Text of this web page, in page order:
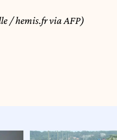
/ hemis.fr via AFP)